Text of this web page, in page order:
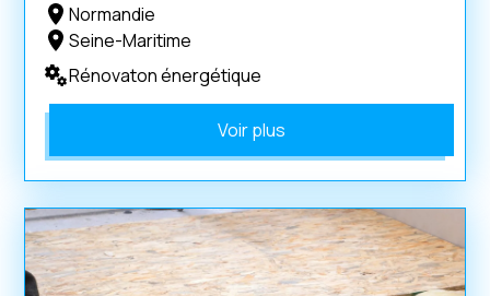
Normandie
Seine-Maritime
Rénovaton énergétique
Voir plus